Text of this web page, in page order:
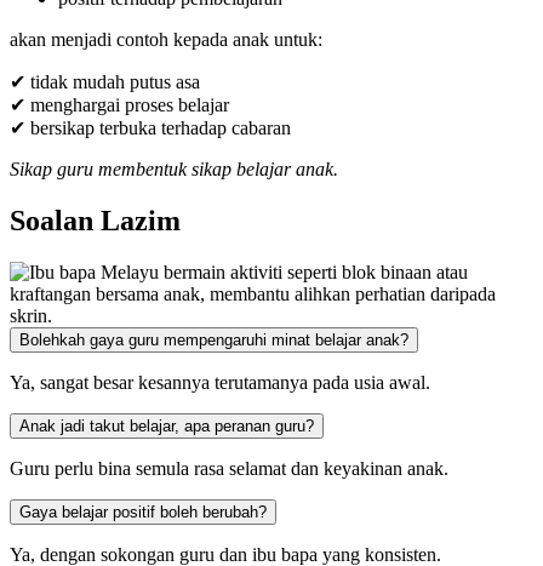
akan menjadi contoh kepada anak untuk:
✔ tidak mudah putus asa
✔ menghargai proses belajar
✔ bersikap terbuka terhadap cabaran
Sikap guru membentuk sikap belajar anak.
Soalan Lazim
Bolehkah gaya guru mempengaruhi minat belajar anak?
Ya, sangat besar kesannya terutamanya pada usia awal.
Anak jadi takut belajar, apa peranan guru?
Guru perlu bina semula rasa selamat dan keyakinan anak.
Gaya belajar positif boleh berubah?
Ya, dengan sokongan guru dan ibu bapa yang konsisten.